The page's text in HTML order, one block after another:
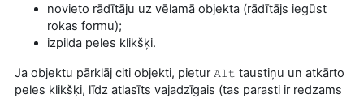
novieto rādītāju uz vēlamā objekta (rādītājs iegūst
rokas formu);
izpilda peles klikšķi.
Ja objektu pārklāj citi objekti, pietur Alt taustiņu un atkārto
peles klikšķi, līdz atlasīts vajadzīgais (tas parasti ir redzams